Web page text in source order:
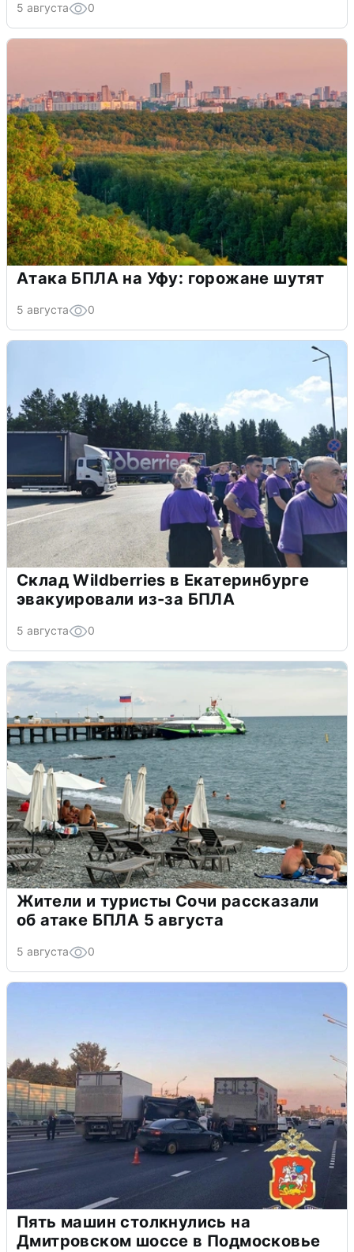
5 августа 0
Атака БПЛА на Уфу: горожане шутят
5 августа 0
Склад Wildberries в Екатеринбурге
эвакуировали из-за БПЛА
5 августа 0
Жители и туристы Сочи рассказали
об атаке БПЛА 5 августа
5 августа 0
Пять машин столкнулись на
Дмитровском шоссе в Подмосковье